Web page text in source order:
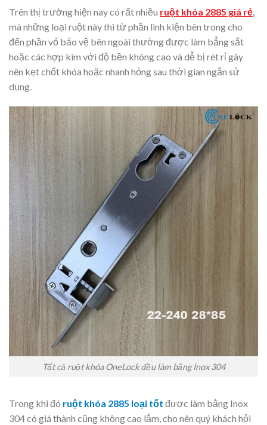
Trên thị trường hiện nay có rất nhiều ruột khóa 2885 giá rẻ,
mà những loại ruột này thì từ phần linh kiện bên trong cho
đến phần vỏ bảo vệ bên ngoài thường được làm bẳng sắt
hoặc các hợp kim với độ bền không cao và dễ bị rét rỉ gây
nên kẹt chốt khóa hoặc nhanh hỏng sau thời gian ngắn sử
dụng.
Tất cả ruột khóa OneLock đều làm bằng Inox 304
Trong khi đó ruột khóa 2885 loại tốt được làm bằng Inox
304 có giá thành cũng không cao lắm, cho nên quý khách hỏi